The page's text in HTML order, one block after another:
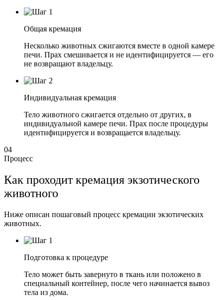
Общая кремация
Несколько животных сжигаются вместе в одной камере
печи. Прах смешивается и не идентифицируется — его
не возвращают владельцу.
Индивидуальная кремация
Тело животного сжигается отдельно от других, в
индивидуальной камере печи. Прах после процедуры
идентифицируется и возвращается владельцу.
04
Процесс
Как проходит кремация экзотического
животного
Ниже описан пошаговый процесс кремации экзотических
животных.
Подготовка к процедуре
Тело может быть завернуто в ткань или положено в
специальный контейнер, после чего начинается вывоз
тела из дома.